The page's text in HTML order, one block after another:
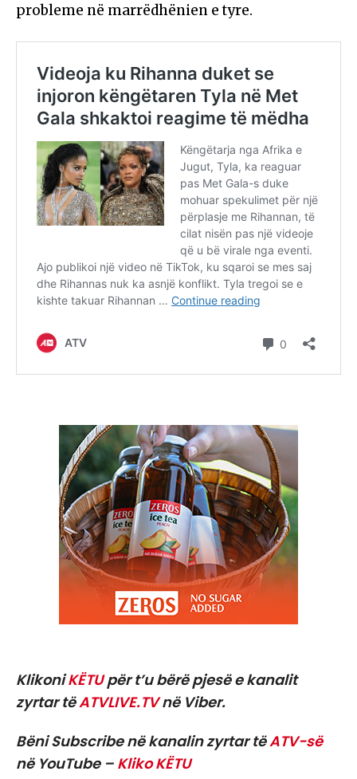
probleme në marrëdhënien e tyre.
KlikoniKËTUpër t’u bërë pjesë e kanalit
zyrtar tëATVLIVE.TVnë Viber.
Bëni Subscribe në kanalin zyrtar tëATV-së
në YouTube – Kliko KËTU